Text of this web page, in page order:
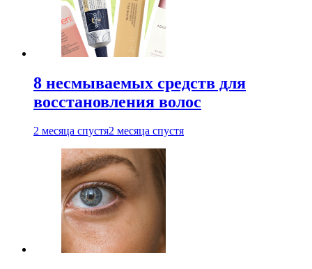
8 несмываемых средств для
восстановления волос
2 месяца спустя2 месяца спустя